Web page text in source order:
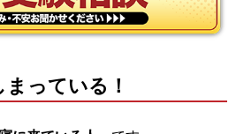
っている！